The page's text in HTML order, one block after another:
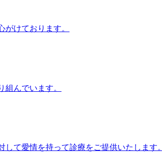
けております。
んでいます。
て愛情を持って診療をご提供いたします。